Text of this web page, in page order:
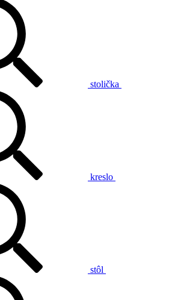
stolička
kreslo
stôl